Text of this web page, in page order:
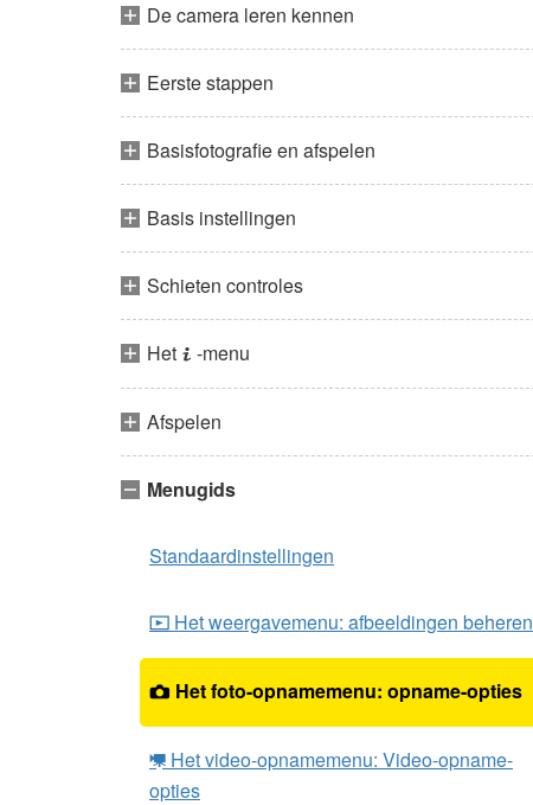
De camera leren kennen
Eerste stappen
Basisfotografie en afspelen
Basis instellingen
Schieten controles
Het i -menu
Afspelen
Menugids
Standaardinstellingen
D Het weergavemenu: afbeeldingen beheren
C Het foto-opnamemenu: opname-opties
1 Het video-opnamemenu: Video-opname-
opties